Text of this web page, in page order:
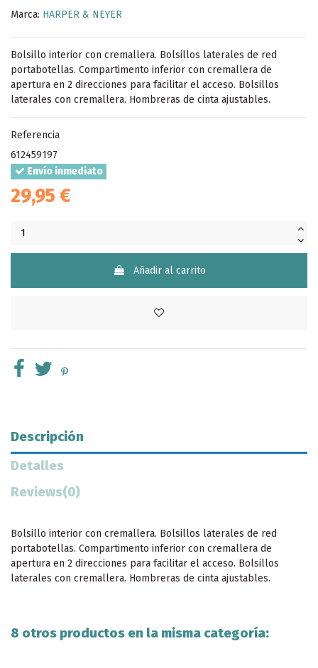
Marca: HARPER & NEYER
Bolsillo interior con cremallera. Bolsillos laterales de red
portabotellas. Compartimento inferior con cremallera de
apertura en 2 direcciones para facilitar el acceso. Bolsillos
laterales con cremallera. Hombreras de cinta ajustables.
Referencia
612459197
Envío inmediato
29,95 €
Añadir al carrito
Descripción
Detalles
Reviews(0)
Bolsillo interior con cremallera. Bolsillos laterales de red
portabotellas. Compartimento inferior con cremallera de
apertura en 2 direcciones para facilitar el acceso. Bolsillos
laterales con cremallera. Hombreras de cinta ajustables.
8 otros productos en la misma categoría: